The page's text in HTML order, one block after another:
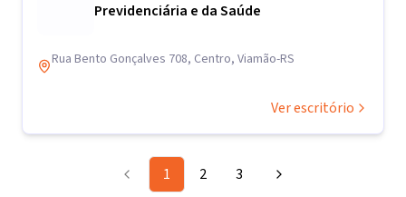
Previdenciária e da Saúde
Rua Bento Gonçalves 708, Centro, Viamão-RS
Ver escritório
1 2 3